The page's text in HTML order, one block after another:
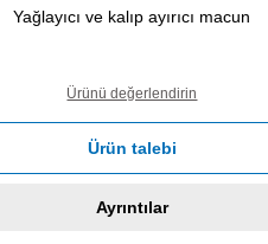
Yağlayıcı ve kalıp ayırıcı macun
Ürünü değerlendirin
Ürün talebi
Ayrıntılar